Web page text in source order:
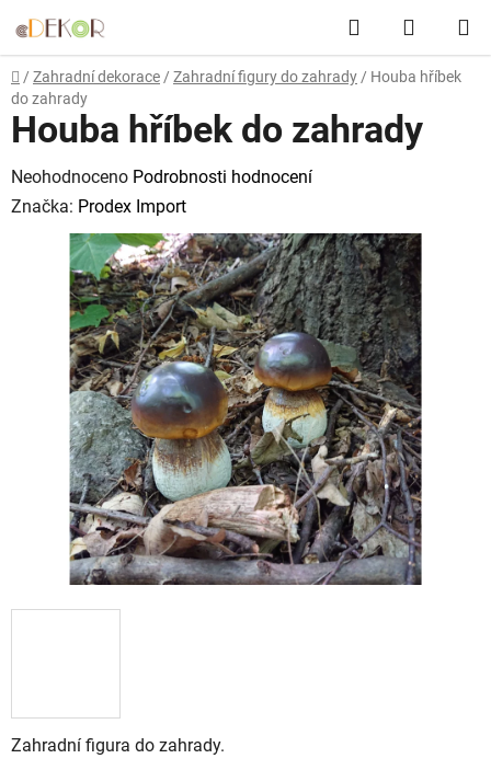
na
obsah
Hledat
KOŠÍK
Domů
/ Zahradní dekorace / Zahradní figury do zahrady / Houba hříbek
do zahrady
Zahradní figura do zahrady.
Houba hříbek do zahrady
Průměrné
hodnocení
produktu
hvězdiček.
Neohodnoceno Podrobnosti hodnocení
Značka: Prodex Import